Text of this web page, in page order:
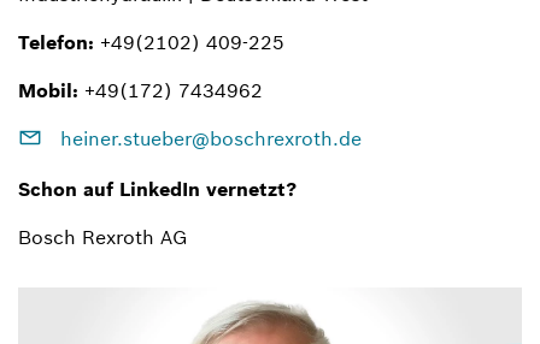
Telefon: +49(2102) 409-225
Mobil: +49(172) 7434962
heiner.stueber@boschrexroth.de
Schon auf LinkedIn vernetzt?
Bosch Rexroth AG